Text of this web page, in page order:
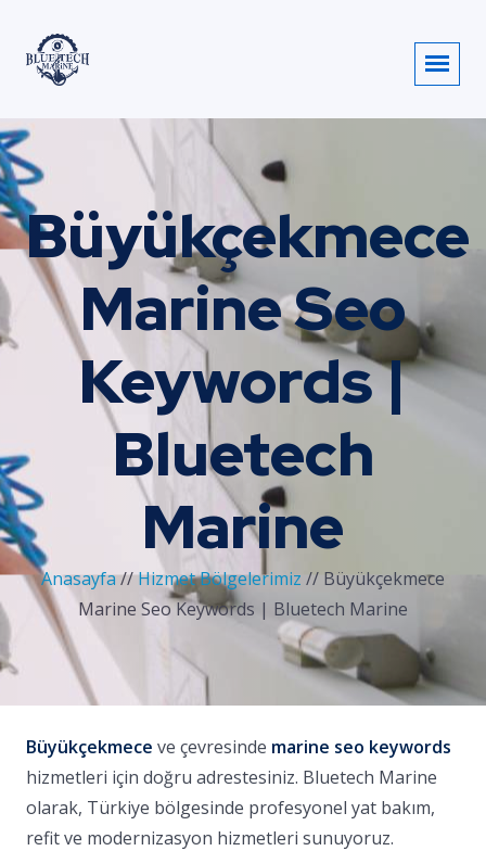
Büyükçekmece
Marine Seo
Keywords |
Bluetech
Marine
Anasayfa//Hizmet Bölgelerimiz // Büyükçekmece
Marine Seo Keywords | Bluetech Marine
Büyükçekmece ve çevresinde marine seo keywords
hizmetleri için doğru adrestesiniz. Bluetech Marine
olarak, Türkiye bölgesinde profesyonel yat bakım,
refit ve modernizasyon hizmetleri sunuyoruz.